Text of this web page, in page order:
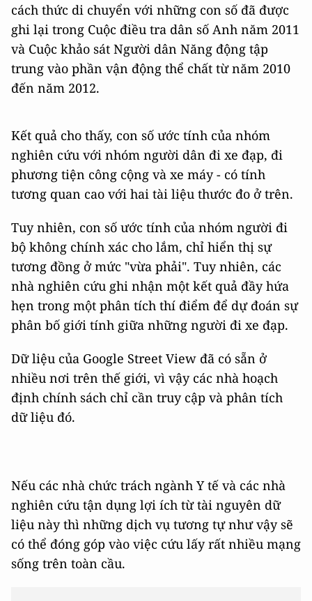
cách thức di chuyển với những con số đã được
ghi lại trong Cuộc điều tra dân số Anh năm 2011
và Cuộc khảo sát Người dân Năng động tập
trung vào phần vận động thể chất từ năm 2010
đến năm 2012.
Kết quả cho thấy, con số ước tính của nhóm
nghiên cứu với nhóm người dân đi xe đạp, đi
phương tiện công cộng và xe máy - có tính
tương quan cao với hai tài liệu thước đo ở trên.
Tuy nhiên, con số ước tính của nhóm người đi
bộ không chính xác cho lắm, chỉ hiển thị sự
tương đồng ở mức "vừa phải". Tuy nhiên, các
nhà nghiên cứu ghi nhận một kết quả đầy hứa
hẹn trong một phân tích thí điểm để dự đoán sự
phân bố giới tính giữa những người đi xe đạp.
Dữ liệu của Google Street View đã có sẵn ở
nhiều nơi trên thế giới, vì vậy các nhà hoạch
định chính sách chỉ cần truy cập và phân tích
dữ liệu đó.
Nếu các nhà chức trách ngành Y tế và các nhà
nghiên cứu tận dụng lợi ích từ tài nguyên dữ
liệu này thì những dịch vụ tương tự như vậy sẽ
có thể đóng góp vào việc cứu lấy rất nhiều mạng
sống trên toàn cầu.